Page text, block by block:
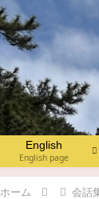
English
English page
ホーム 会話